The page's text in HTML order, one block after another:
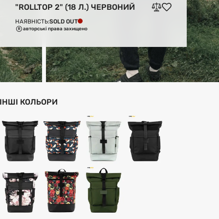
"ROLLTOP 2" (18 Л.) ЧЕРВОНИЙ
НАЯВНІСТЬ:SOLD OUT
авторські права захищено
ІНШІ КОЛЬОРИ